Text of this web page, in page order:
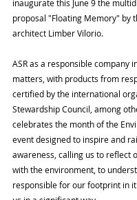
inaugurate this June 9 the
proposal "Floating Memory" by
architect Limber Vilorio.
ASR as a responsible company
matters, with products from
certified by the international
Stewardship Council, among
celebrates the month of the
event designed to inspire and
awareness, calling us to reflect
with the environment, to
responsible for our footprint in